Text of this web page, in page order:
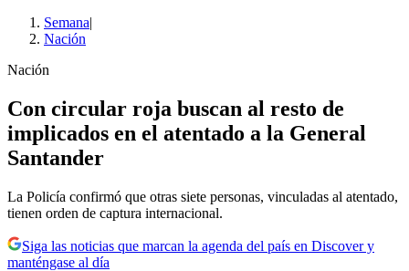
Semana|
Nación
Nación
Con circular roja buscan al resto de
implicados en el atentado a la General
Santander
La Policía confirmó que otras siete personas, vinculadas al atentado,
tienen orden de captura internacional.
Siga las noticias que marcan la agenda del país en Discover y
manténgase al día